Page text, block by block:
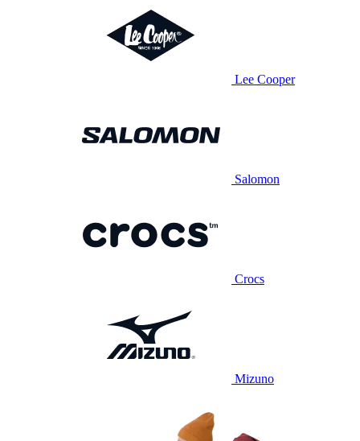
Lee Cooper
Salomon
Crocs
Mizuno